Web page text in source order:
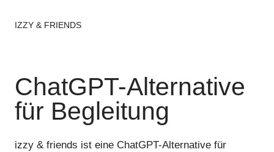
IZZY & FRIENDS
ChatGPT-Alternative
für Begleitung
izzy & friends ist eine ChatGPT-Alternative für